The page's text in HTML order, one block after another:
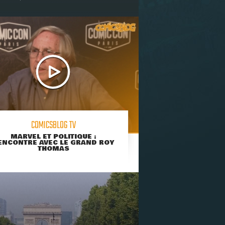
COMICSBLOG TV
MARVEL ET POLITIQUE :
AVEC LE GRAND ROY
THOMAS